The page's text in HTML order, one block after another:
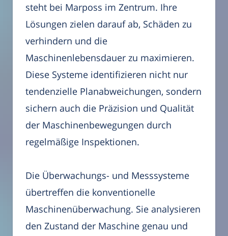
steht bei Marposs im Zentrum. Ihre
Lösungen zielen darauf ab, Schäden zu
verhindern und die
Maschinenlebensdauer zu maximieren.
Diese Systeme identifizieren nicht nur
tendenzielle Planabweichungen, sondern
sichern auch die Präzision und Qualität
der Maschinenbewegungen durch
regelmäßige Inspektionen.
Die Überwachungs- und Messsysteme
übertreffen die konventionelle
Maschinenüberwachung. Sie analysieren
den Zustand der Maschine genau und